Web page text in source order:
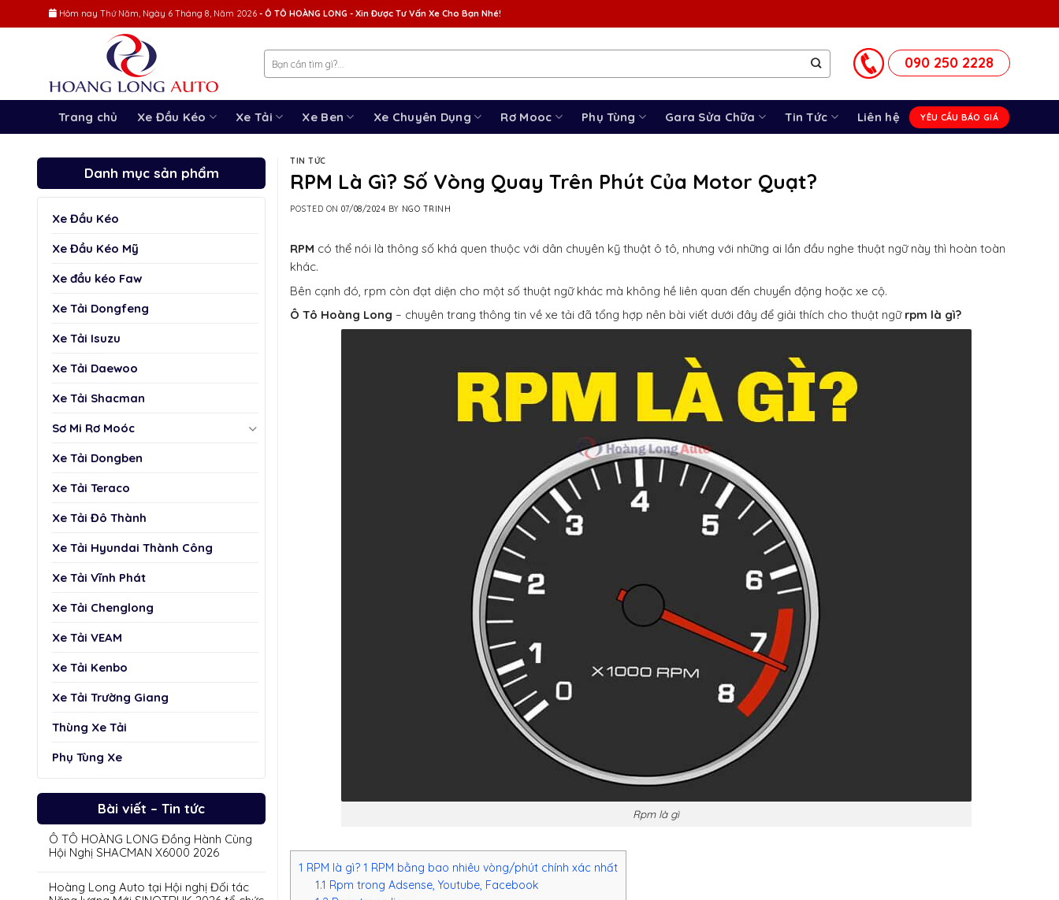
to
Hôm nay Thứ Năm, Ngày 6 Tháng 8, Năm 2026 - Ô TÔ HOÀNG LONG - Xin Được Tư Vấn Xe Cho Bạn Nhé!
090 250 2228
Trang chủ Xe Đầu Kéo Xe Tải Xe Ben Xe Chuyên Dụng Rơ Mooc Phụ Tùng Gara Sửa Chữa Tin Tức Liên hệ YÊU CẦU BÁO GIÁ
Danh mục sản phẩm
Xe Đầu Kéo
Xe Đầu Kéo Mỹ
Xe đầu kéo Faw
Xe Tải Dongfeng
Xe Tải Isuzu
Xe Tải Daewoo
Xe Tải Shacman
Sơ Mi Rơ Moóc
Xe Tải Dongben
Xe Tải Teraco
Xe Tải Đô Thành
Xe Tải Hyundai Thành Công
Xe Tải Vĩnh Phát
Xe Tải Chenglong
Xe Tải VEAM
Xe Tải Kenbo
Xe Tải Trường Giang
Thùng Xe Tải
Phụ Tùng Xe
Bài viết – Tin tức
Ô TÔ HOÀNG LONG Đồng Hành Cùng
Hội Nghị SHACMAN X6000 2026
Hoàng Long Auto tại Hội nghị Đối tác
TIN TỨC
RPM Là Gì? Số Vòng Quay Trên Phút Của Motor Quạt?
POSTED ON07/08/2024 BY NGO TRINH
RPM có thể nói là thông số khá quen thuộc với dân chuyên kỹ thuật ô tô, nhưng với những ai lần đầu nghe thuật ngữ này thì hoàn toàn
khác.
Bên cạnh đó, rpm còn đạt diện cho một số thuật ngữ khác mà không hề liên quan đến chuyển động hoặc xe cộ.
Ô Tô Hoàng Long – chuyên trang thông tin về xe tải đã tổng hợp nên bài viết dưới đây để giải thích cho thuật ngữ rpm là gì?
Rpm là gì
1 RPM là gì? 1 RPM bằng bao nhiêu vòng/phút chính xác nhất
1.1 Rpm trong Adsense, Youtube, Facebook